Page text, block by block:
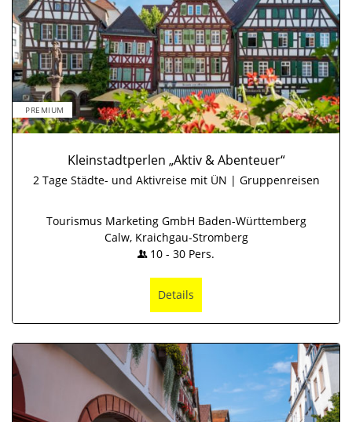
PREMIUM
Kleinstadtperlen „Aktiv & Abenteuer“
2 Tage Städte- und Aktivreise mit ÜN | Gruppenreisen
Tourismus Marketing GmbH Baden-Württemberg
Calw, Kraichgau-Stromberg
10 - 30 Pers.
Details